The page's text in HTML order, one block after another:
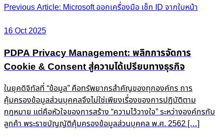
Post
navigation
Previous Article: Microsoft ออกเครื่องมือ เช็ก ID จากใบหน้า
16 Oct 2025
PDPA Privacy Management: พลิกการจัดการ
Cookie & Consent สู่ความได้เปรียบทางธุรกิจ
ในยุคดิจิทัลที่ “ข้อมูล” คือทรัพยากรสำคัญของทุกองค์กร การ
คุ้มครองข้อมูลส่วนบุคคลจึงไม่ใช่เพียงเรื่องของการปฏิบัติตาม
กฎหมาย แต่คือหัวใจของการสร้าง “ความไว้วางใจ” ระหว่างองค์กรกับ
ลูกค้า พระราชบัญญัติคุ้มครองข้อมูลส่วนบุคคล พ.ศ. 2562 […]